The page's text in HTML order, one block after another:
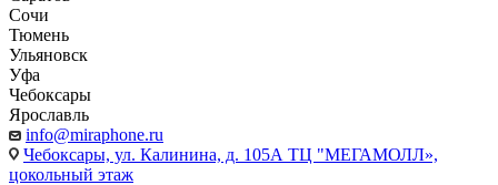
Сочи
Тюмень
Ульяновск
Уфа
Чебоксары
Ярославль
info@miraphone.ru
Чебоксары, ул. Калинина, д. 105А ТЦ "МЕГАМОЛЛ»,
цокольный этаж